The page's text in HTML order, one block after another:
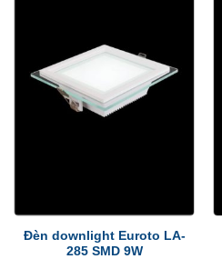
Đèn downlight Euroto LA-
285 SMD 9W